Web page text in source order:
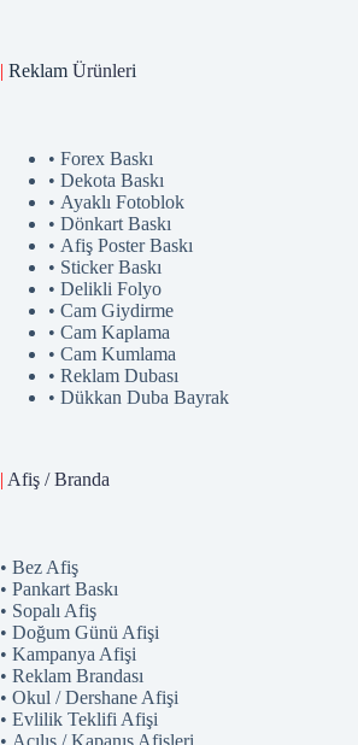
| Reklam Ürünleri
• Forex Baskı
• Dekota Baskı
• Ayaklı Fotoblok
• Dönkart Baskı
• Afiş Poster Baskı
• Sticker Baskı
• Delikli Folyo
• Cam Giydirme
• Cam Kaplama
• Cam Kumlama
• Reklam Dubası
• Dükkan Duba Bayrak
| Afiş / Branda
• Bez Afiş
• Pankart Baskı
• Sopalı Afiş
• Doğum Günü Afişi
• Kampanya Afişi
• Reklam Brandası
• Okul / Dershane Afişi
• Evlilik Teklifi Afişi
• Açılış / Kapanış Afişleri